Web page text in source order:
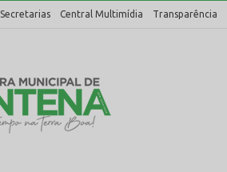
Secretarias Central Multimídia Transparência